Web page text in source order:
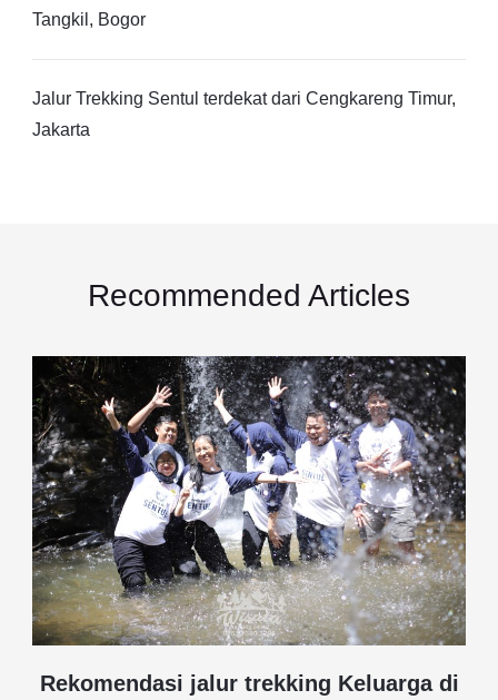
Tangkil, Bogor
Jalur Trekking Sentul terdekat dari Cengkareng Timur,
Jakarta
Recommended Articles
Rekomendasi jalur trekking Keluarga di